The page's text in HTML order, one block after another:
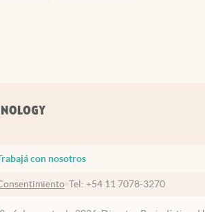
con nosotros
Tel: +54 11 7078-3270